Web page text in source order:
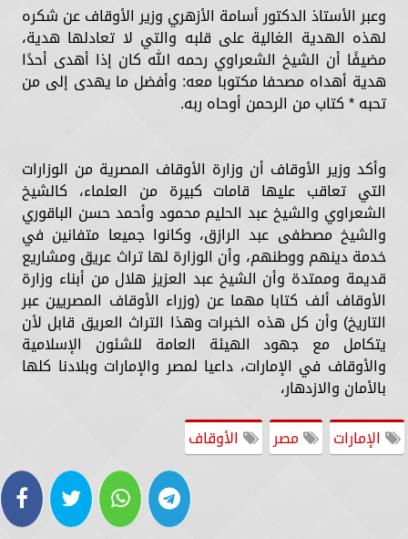
وعبر الأستاذ الدكتور أسامة الأزهري وزير الأوقاف عن شكره
لهذه الهدية الغالية على قلبه والتي لا تعادلها هدية،
مضيفًا أن الشيخ الشعراوي رحمه الله كان إذا أهدى أحدًا
هدية أهداه مصحفا مكتوبا معه: وأفضل ما يهدى إلى من
تحبه * كتاب من الرحمن أوحاه ربه.
وأكد وزير الأوقاف أن وزارة الأوقاف المصرية من الوزارات
التي تعاقب عليها قامات كبيرة من العلماء، كالشيخ
الشعراوي والشيخ عبد الحليم محمود وأحمد حسن الباقوري
والشيخ مصطفى عبد الرازق، وكانوا جميعا متفانين في
خدمة دينهم ووطنهم، وأن الوزارة لها تراث عريق ومشاريع
قديمة وممتدة وأن الشيخ عبد العزيز هلال من أبناء وزارة
الأوقاف ألف كتابا مهما عن (وزراء الأوقاف المصريين عبر
التاريخ) وأن كل هذه الخبرات وهذا التراث العريق قابل لأن
يتكامل مع جهود الهيئة العامة للشئون الإسلامية
والأوقاف في الإمارات، داعيا لمصر والإمارات وبلادنا كلها
بالأمان والازدهار،
الإمارات
مصر الأوقاف